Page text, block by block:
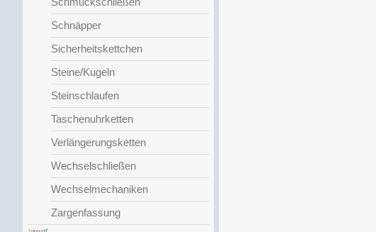
Schnäpper
Sicherheitskettchen
Steine/Kugeln
Steinschlaufen
Taschenuhrketten
Verlängerungsketten
Wechselschließen
Wechselmechaniken
Zargenfassung